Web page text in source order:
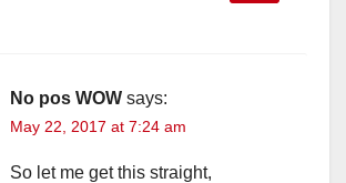
No pos WOW says:
May 22, 2017 at 7:24 am
So let me get this straight,